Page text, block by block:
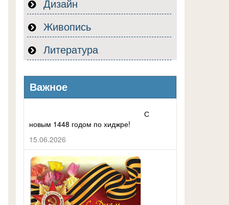
Дизайн
Живопись
Литература
Важное
С
новым 1448 годом по хиджре!
15.06.2026